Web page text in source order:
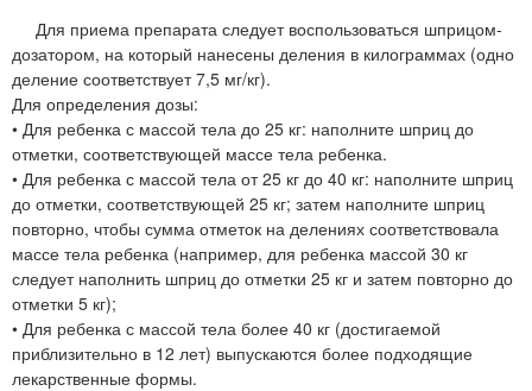
Для приема препарата следует воспользоваться шприцом-
дозатором, на который нанесены деления в килограммах (одно
деление соответствует 7,5 мг/кг).
Для определения дозы:
• Для ребенка с массой тела до 25 кг: наполните шприц до
отметки, соответствующей массе тела ребенка.
• Для ребенка с массой тела от 25 кг до 40 кг: наполните шприц
до отметки, соответствующей 25 кг; затем наполните шприц
повторно, чтобы сумма отметок на делениях соответствовала
массе тела ребенка (например, для ребенка массой 30 кг
следует наполнить шприц до отметки 25 кг и затем повторно до
отметки 5 кг);
• Для ребенка с массой тела более 40 кг (достигаемой
приблизительно в 12 лет) выпускаются более подходящие
лекарственные формы.